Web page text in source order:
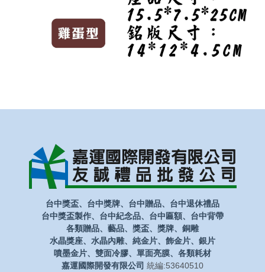
台中獎盃、台中獎牌、台中贈品、台中退休禮品
台中獎盃製作、台中紀念品、台中匾額、台中背帶
各類贈品、藝品、獎盃、獎牌、銅雕
水晶獎座、水晶內雕、純金片、飾金片、銀片
噴墨金片、雙面冷膠、單面亮膜、各類耗材
嘉運國際開發有限公司 統編:53640510